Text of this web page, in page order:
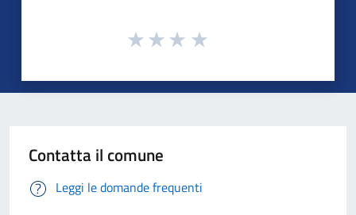
Contatta il comune
Leggi le domande frequenti